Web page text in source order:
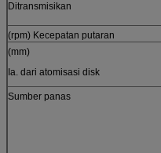
Ditransmisikan
(rpm) Kecepatan putaran
(mm)
Ia. dari atomisasi disk
Sumber panas